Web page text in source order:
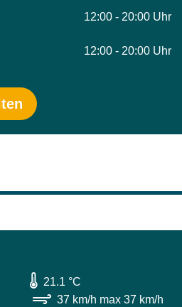
12:00 - 20:00 Uhr
12:00 - 20:00 Uhr
21.1 °C
37 km/h max 37 km/h